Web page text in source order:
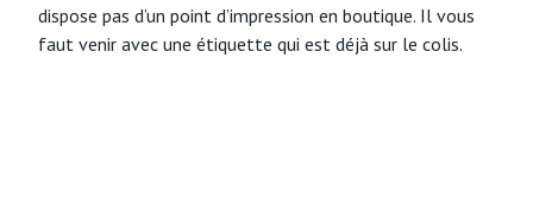
dispose pas d’un point d’impression en boutique. Il vous
faut venir avec une étiquette qui est déjà sur le colis.